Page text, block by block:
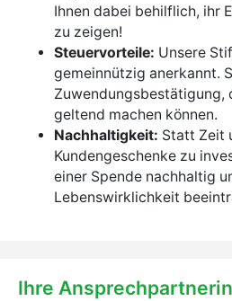
Ihnen dabei behilflich, ihr
zu zeigen!
Steuervorteile: Unsere
gemeinnützig anerkannt.
Zuwendungsbestätigung,
geltend machen können.
Nachhaltigkeit: Statt Zeit
Kundengeschenke zu
einer Spende nachhaltig
Lebenswirklichkeit
Ihre Ansprechpartnerin